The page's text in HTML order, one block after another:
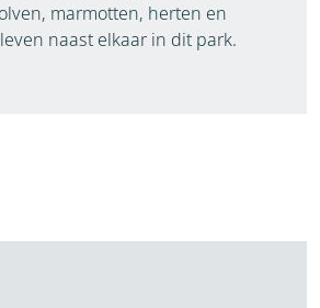
marmotten, herten en
naast elkaar in dit park.